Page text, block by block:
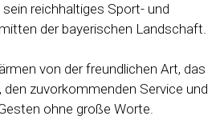
reichhaltiges Sport- und
der bayerischen Landschaft.
von der freundlichen Art, das
den zuvorkommenden Service und
ohne große Worte.